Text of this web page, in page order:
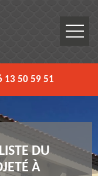
13 50 59 51
DU
À